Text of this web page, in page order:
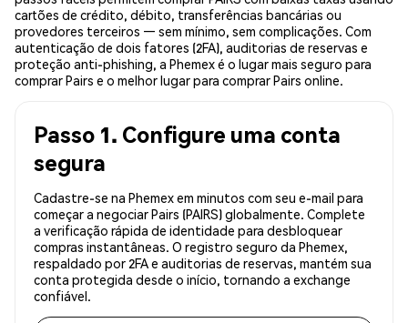
cartões de crédito, débito, transferências bancárias ou
provedores terceiros — sem mínimo, sem complicações. Com
autenticação de dois fatores (2FA), auditorias de reservas e
proteção anti-phishing, a Phemex é o lugar mais seguro para
comprar Pairs e o melhor lugar para comprar Pairs online.
Passo 1. Configure uma conta
segura
Cadastre-se na Phemex em minutos com seu e-mail para
começar a negociar Pairs (PAIRS) globalmente. Complete
a verificação rápida de identidade para desbloquear
compras instantâneas. O registro seguro da Phemex,
respaldado por 2FA e auditorias de reservas, mantém sua
conta protegida desde o início, tornando a exchange
confiável.